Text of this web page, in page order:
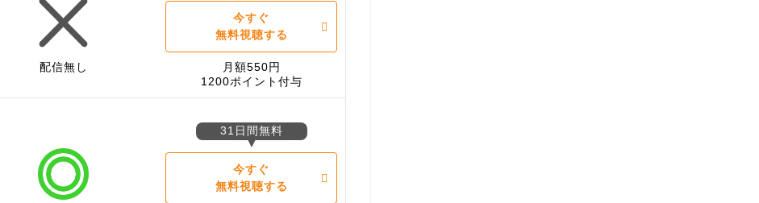
配信無し
今すぐ
無料視聴する
月額550円
1200ポイント付与
31日間無料
今すぐ
無料視聴する